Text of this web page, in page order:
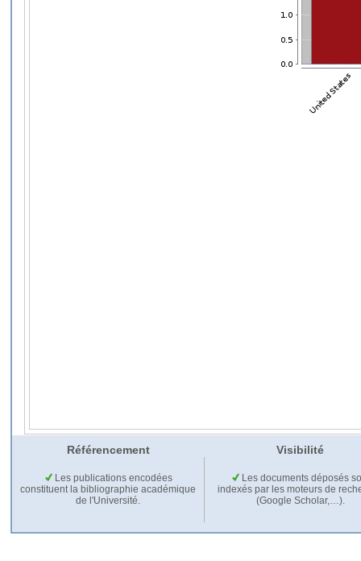
Référencement Visibilité
Les publications encodées
constituent la bibliographie académique
de l'Université.
Les documents déposés
indexés par les moteurs de
(Google Scholar,…).